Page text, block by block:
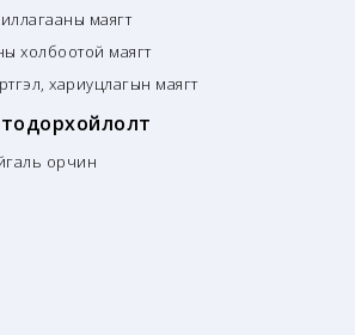
маягт
холбоотой маягт
хариуцлагын маягт
орчин